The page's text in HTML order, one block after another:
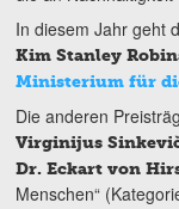
In diesem Jahr geht
Kim Stanley
Ministerium für
Die anderen
Virginijus
Dr. Eckart von
Menschen“